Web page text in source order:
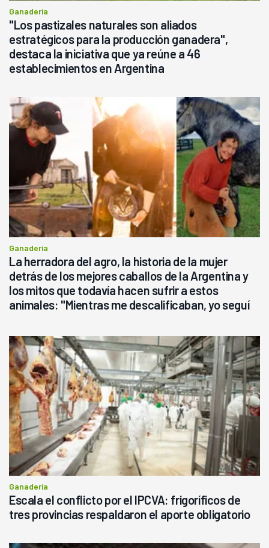
Ganadería
"Los pastizales naturales son aliados
estratégicos para la producción ganadera",
destaca la iniciativa que ya reúne a 46
establecimientos en Argentina
Ganadería
La herradora del agro, la historia de la mujer
detrás de los mejores caballos de la Argentina y
los mitos que todavía hacen sufrir a estos
animales: "Mientras me descalificaban, yo seguí
Ganadería
Escala el conflicto por el IPCVA: frigoríficos de
tres provincias respaldaron el aporte obligatorio